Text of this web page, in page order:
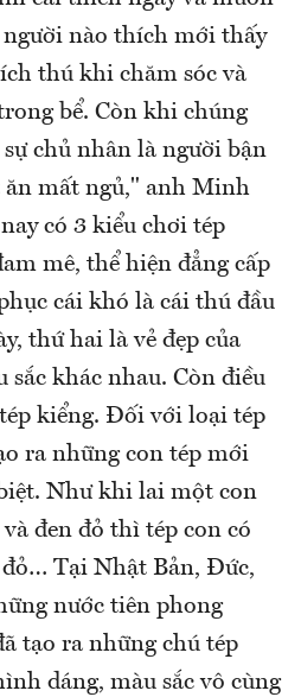
nào thích mới thấy
thú khi chăm sóc và
bể. Còn khi chúng
chủ nhân là người bận
mất ngủ," anh Minh
có 3 kiểu chơi tép
mê, thể hiện đẳng cấp
cái khó là cái thú đầu
thứ hai là vẻ đẹp của
sắc khác nhau. Còn điều
kiểng. Đối với loại tép
ra những con tép mới
Như khi lai một con
đen đỏ thì tép con có
Tại Nhật Bản, Đức,
nước tiên phong
tạo ra những chú tép
dáng, màu sắc vô cùng